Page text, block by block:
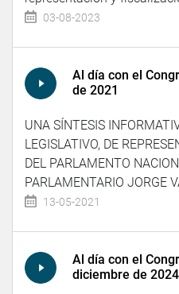
03-08-2023
Al día con el
de 2021
UNA SÍNTESIS
LEGISLATIVO, DE
DEL PARLAMENTO
PARLAMENTARIO JORGE
13-05-2021
Al día con el
diciembre de 2024